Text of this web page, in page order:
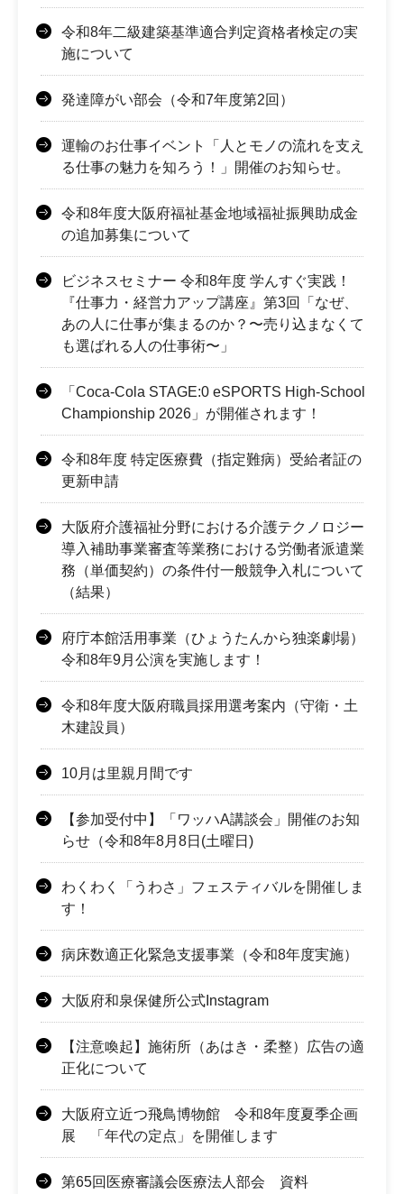
令和8年二級建築基準適合判定資格者検定の実
施について
発達障がい部会（令和7年度第2回）
運輸のお仕事イベント「人とモノの流れを支え
る仕事の魅力を知ろう！」開催のお知らせ。
令和8年度大阪府福祉基金地域福祉振興助成金
の追加募集について
ビジネスセミナー 令和8年度 学んすぐ実践！
『仕事力・経営力アップ講座』第3回「なぜ、
あの人に仕事が集まるのか？〜売り込まなくて
も選ばれる人の仕事術〜」
「Coca-Cola STAGE:0 eSPORTS High-School
Championship 2026」が開催されます！
令和8年度 特定医療費（指定難病）受給者証の
更新申請
大阪府介護福祉分野における介護テクノロジー
導入補助事業審査等業務における労働者派遣業
務（単価契約）の条件付一般競争入札について
（結果）
府庁本館活用事業（ひょうたんから独楽劇場）
令和8年9月公演を実施します！
令和8年度大阪府職員採用選考案内（守衛・土
木建設員）
10月は里親月間です
【参加受付中】「ワッハA講談会」開催のお知
らせ（令和8年8月8日(土曜日)
わくわく「うわさ」フェスティバルを開催しま
す！
病床数適正化緊急支援事業（令和8年度実施）
大阪府和泉保健所公式Instagram
【注意喚起】施術所（あはき・柔整）広告の適
正化について
大阪府立近つ飛鳥博物館 令和8年度夏季企画
展 「年代の定点」を開催します
第65回医療審議会医療法人部会 資料